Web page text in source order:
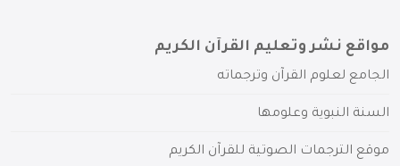
مواقع نشر وتعليم القرآن الكريم
الجامع لعلوم القرآن وترجماته
السنة النبوية وعلومها
موقع الترجمات الصوتية للقرآن الكريم